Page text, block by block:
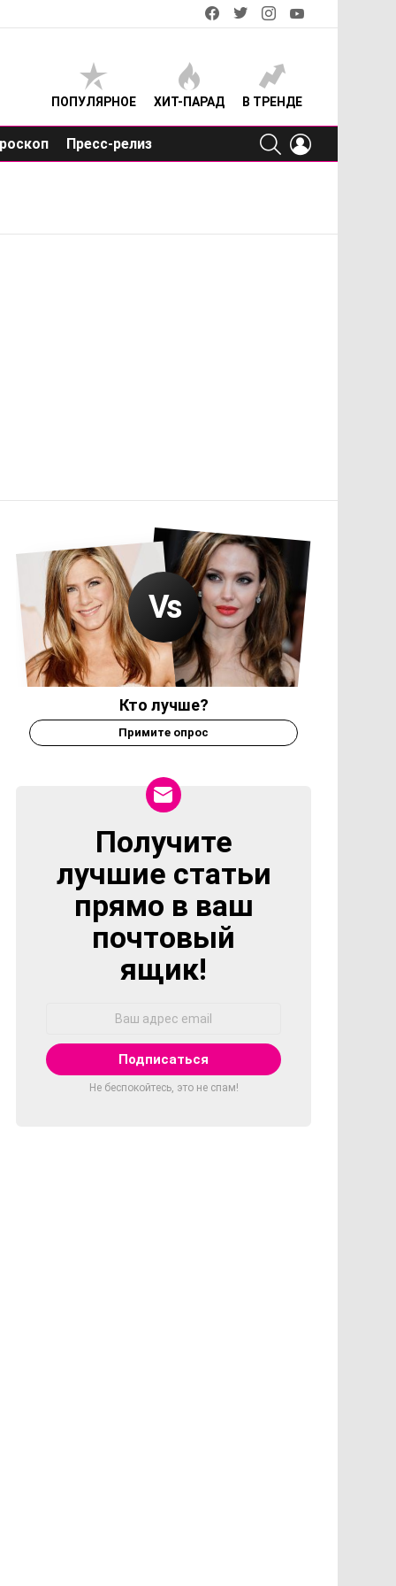
facebooktwitterinstagram
ПОПУЛЯРНОЕ ХИТ-ПАРАД В ТРЕНДЕ
Пресс-релиз
SEARCH
Кто лучше?
Примите опрос
NEWSLETTER
Получите
лучшие статьи
прямо в ваш
почтовый
ящик!
Не беспокойтесь, это не спам!